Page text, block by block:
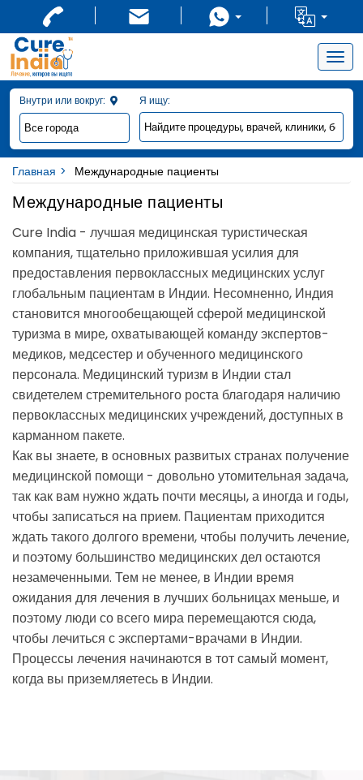
Внутри или вокруг:
Я ищу:
Главная Международные пациенты
Международные пациенты
Cure India - лучшая медицинская туристическая
компания, тщательно приложившая усилия для
предоставления первоклассных медицинских услуг
глобальным пациентам в Индии. Несомненно, Индия
становится многообещающей сферой медицинской
туризма в мире, охватывающей команду экспертов-
медиков, медсестер и обученного медицинского
персонала. Медицинский туризм в Индии стал
свидетелем стремительного роста благодаря наличию
первоклассных медицинских учреждений, доступных в
карманном пакете.
Как вы знаете, в основных развитых странах получение
медицинской помощи - довольно утомительная задача,
так как вам нужно ждать почти месяцы, а иногда и годы,
чтобы записаться на прием. Пациентам приходится
ждать такого долгого времени, чтобы получить лечение,
и поэтому большинство медицинских дел остаются
незамеченными. Тем не менее, в Индии время
ожидания для лечения в лучших больницах меньше, и
поэтому люди со всего мира перемещаются сюда,
чтобы лечиться с экспертами-врачами в Индии.
Процессы лечения начинаются в тот самый момент,
когда вы приземляетесь в Индии.